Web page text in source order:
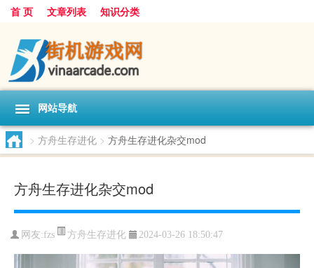
首 页 文章列表 知识分类
网站导航
> 方舟生存进化 > 方舟生存进化杂交mod
方舟生存进化杂交mod
网友:fzs 方舟生存进化 2024-03-26 18:50:47